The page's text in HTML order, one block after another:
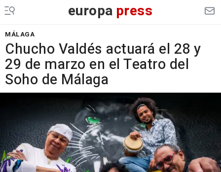
europa press
MÁLAGA
Chucho Valdés actuará el 28 y
29 de marzo en el Teatro del
Soho de Málaga